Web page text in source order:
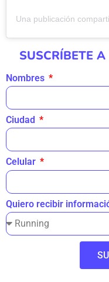
SUSCRÍBETE
Nombres
Ciudad
Celular
Quiero recibir